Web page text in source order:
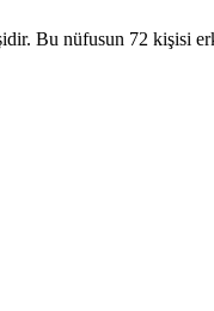
nüfusun 72 kişisi